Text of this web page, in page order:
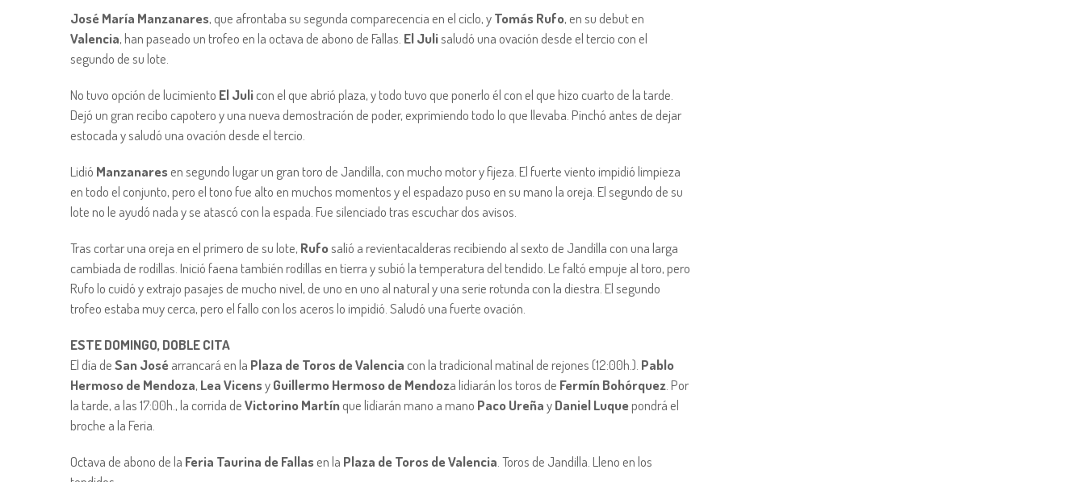
José María Manzanares, que afrontaba su segunda comparecencia en el ciclo, yTomás Rufo, en su debut en
Valencia, han paseado un trofeo en la octava de abono de Fallas. El Julisaludó una ovación desde el tercio con el
segundo de su lote.
No tuvo opción de lucimiento El Julicon el que abrió plaza, y todo tuvo que ponerlo él con el que hizo cuarto de la tarde.
Dejó un gran recibo capotero y una nueva demostración de poder, exprimiendo todo lo que llevaba. Pinchó antes de dejar
estocada y saludó una ovación desde el tercio.
Lidió Manzanares en segundo lugar un gran toro de Jandilla, con mucho motor y fijeza. El fuerte viento impidió limpieza
en todo el conjunto, pero el tono fue alto en muchos momentos y el espadazo puso en su mano la oreja. El segundo de su
lote no le ayudó nada y se atascó con la espada. Fue silenciado tras escuchar dos avisos.
Tras cortar una oreja en el primero de su lote, Rufosalió a revientacalderas recibiendo al sexto de Jandilla con una larga
cambiada de rodillas. Inició faena también rodillas en tierra y subió la temperatura del tendido. Le faltó empuje al toro, pero
Rufo lo cuidó y extrajo pasajes de mucho nivel, de uno en uno al natural y una serie rotunda con la diestra. El segundo
trofeo estaba muy cerca, pero el fallo con los aceros lo impidió. Saludó una fuerte ovación.
ESTE DOMINGO, DOBLE CITA
El día deSan José arrancará en la Plaza de Toros de Valencia con la tradicional matinal de rejones (12:00h.). Pablo
Hermoso de Mendoza, Lea VicensyGuillermo Hermoso de Mendoza lidiarán los toros de Fermín Bohórquez . Por
la tarde, a las 17:00h., la corrida deVictorino Martínque lidiarán mano a mano Paco UreñayDaniel Luquepondrá el
broche a la Feria.
Octava de abono de la Feria Taurina de Fallas en la Plaza de Toros de Valencia . Toros de Jandilla. Lleno en los